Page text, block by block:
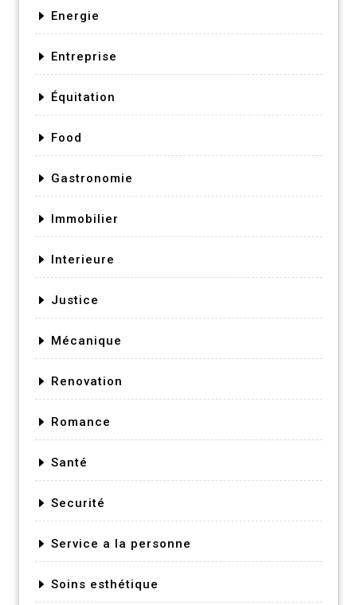
Energie
Entreprise
Équitation
Food
Gastronomie
Immobilier
Interieure
Justice
Mécanique
Renovation
Romance
Santé
Securité
Service a la personne
Soins esthétique